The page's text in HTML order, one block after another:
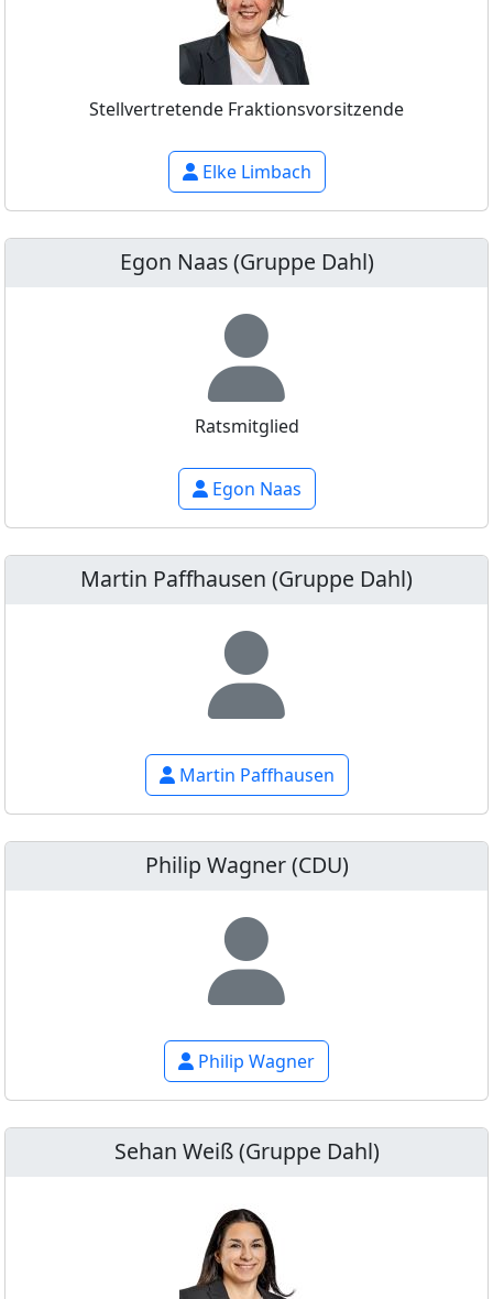
Stellvertretende Fraktionsvorsitzende
Elke Limbach
Egon Naas (Gruppe Dahl)
Ratsmitglied
Egon Naas
Martin Paffhausen (Gruppe Dahl)
Martin Paffhausen
Philip Wagner (CDU)
Philip Wagner
Sehan Weiß (Gruppe Dahl)